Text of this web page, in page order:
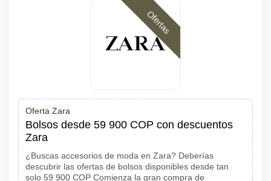
Ofertas
Oferta Zara
Bolsos desde 59 900 COP con descuentos
Zara
¿Buscas accesorios de moda en Zara? Deberías
descubrir las ofertas de bolsos disponibles desde tan
solo 59 900 COP Comienza la gran compra de